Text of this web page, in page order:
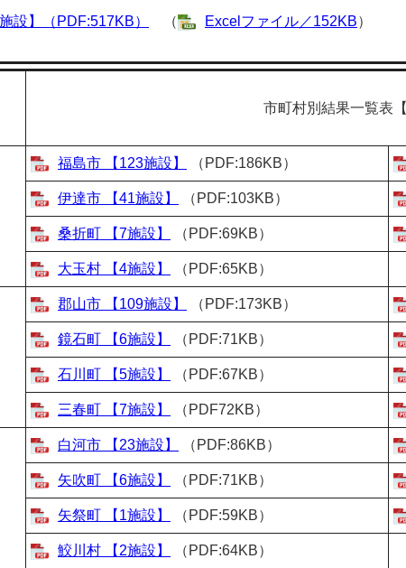
設】（PDF:517KB） （ Excelファイル／152KB）
市町村別結果一覧表【
福島市 【123施設】 （PDF:186KB）
伊達市 【41施設】 （PDF:103KB）
桑折町 【7施設】 （PDF:69KB）
大玉村 【4施設】 （PDF:65KB）
郡山市 【109施設】 （PDF:173KB）
鏡石町 【6施設】 （PDF:71KB）
石川町 【5施設】 （PDF:67KB）
三春町 【7施設】 （PDF72KB）
白河市 【23施設】 （PDF:86KB）
矢吹町 【6施設】 （PDF:71KB）
矢祭町 【1施設】 （PDF:59KB）
鮫川村 【2施設】 （PDF:64KB）